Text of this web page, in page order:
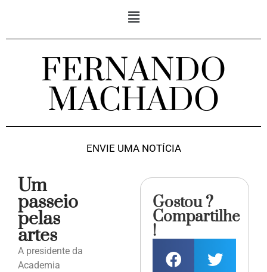
FERNANDO
MACHADO
ENVIE UMA NOTÍCIA
Um
passeio
pelas
artes
A presidente da
Academia
Gostou ?
Compartilhe
!